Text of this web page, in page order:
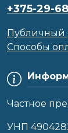
Частное
УНП
+375-29-
Публичный
Способы